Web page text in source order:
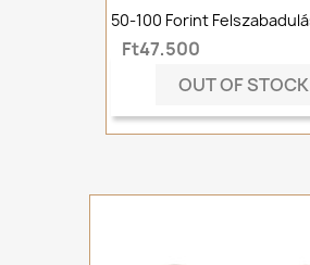
50-100 Forint
Ft47,500
OUT OF STOCK